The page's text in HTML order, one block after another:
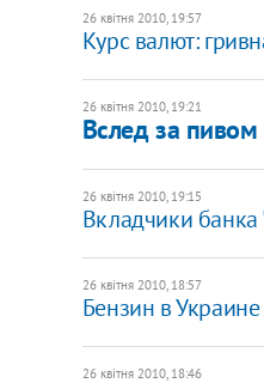
26 квітня 2010, 19:57
Курс валют:
26 квітня 2010, 19:21
Вслед за
26 квітня 2010, 19:15
Вкладчики банка
26 квітня 2010, 18:57
Бензин в
26 квітня 2010, 18:46